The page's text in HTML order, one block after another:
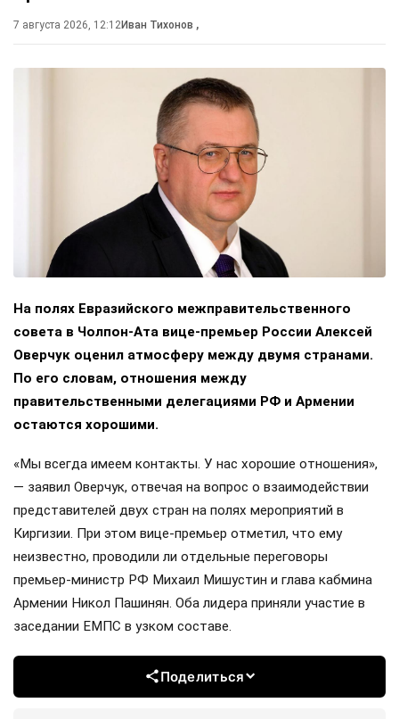
7 августа 2026, 12:12Иван Тихонов ,
На полях Евразийского межправительственного
совета в Чолпон-Ата вице-премьер России Алексей
Оверчук оценил атмосферу между двумя странами.
По его словам, отношения между
правительственными делегациями РФ и Армении
остаются хорошими.
«Мы всегда имеем контакты. У нас хорошие отношения»,
— заявил Оверчук, отвечая на вопрос о взаимодействии
представителей двух стран на полях мероприятий в
Киргизии. При этом вице-премьер отметил, что ему
неизвестно, проводили ли отдельные переговоры
премьер-министр РФ Михаил Мишустин и глава кабмина
Армении Никол Пашинян. Оба лидера приняли участие в
заседании ЕМПС в узком составе.
Поделиться